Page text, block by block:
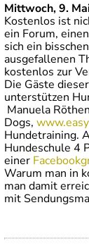
Mittwoch, 9.
Kostenlos ist
ein Forum,
sich ein
ausgefallenen
kostenlos zur
Die Gäste
unterstützen
Manuela
Dogs,
Hundetraining.
Hundeschule 4
einer
Warum man in
man damit
mit